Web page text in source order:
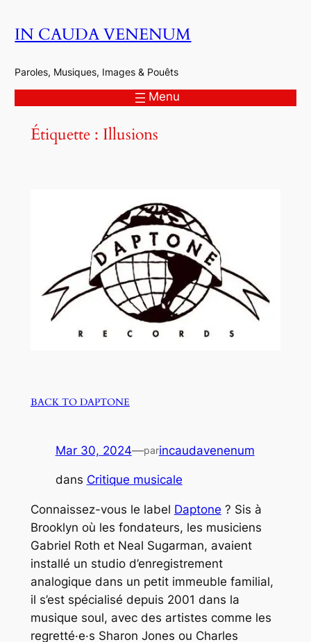
auIN CAUDA VENENUM
Paroles, Musiques, Images & Pouêts
Menu
Étiquette : Illusions
BACK TO DAPTONE
Mar 30, 2024—parincaudavenenum
dans Critique musicale
Connaissez-vous le label Daptone ? Sis à
Brooklyn où les fondateurs, les musiciens
Gabriel Roth et Neal Sugarman, avaient
installé un studio d’enregistrement
analogique dans un petit immeuble familial,
il s’est spécialisé depuis 2001 dans la
musique soul, avec des artistes comme les
regretté·e·s Sharon Jones ou Charles